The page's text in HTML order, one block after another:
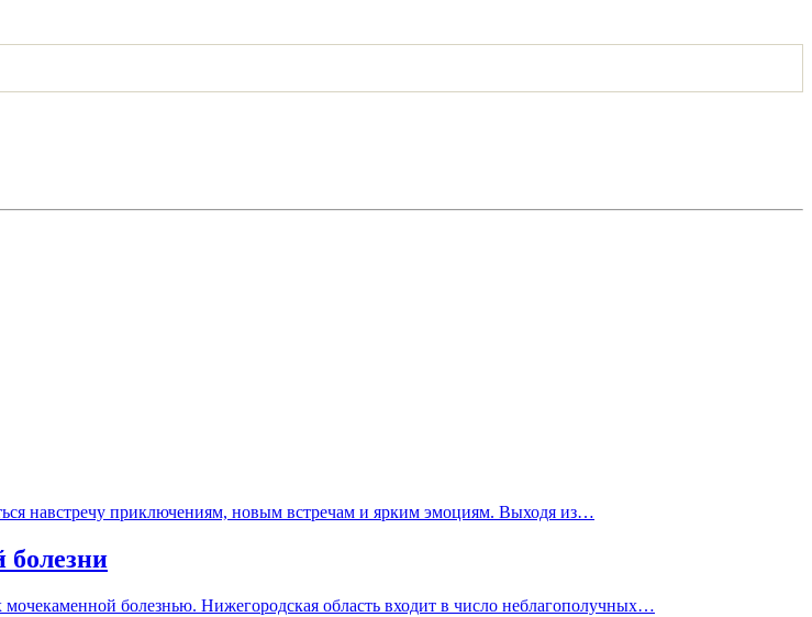
навстречу приключениям, новым встречам и ярким эмоциям. Выходя из…
болезни
болезнью. Нижегородская область входит в число неблагополучных…